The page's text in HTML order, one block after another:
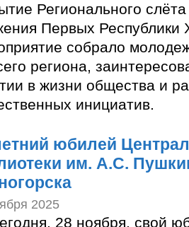
Регионального слёта
Первых Республики
собрало
региона,
в жизни общества и
инициатив.
юбилей
им. А.С.
2025
28 ноября, свой